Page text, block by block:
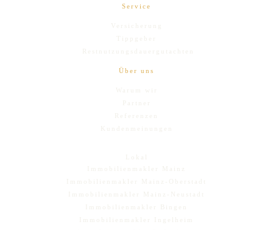
Service
Versicherung
Restnutzungsdauergutachten
Über uns
Warum wir
Referenzen
Immobilienmakler Mainz
Immobilienmakler Mainz-Oberstadt
Immobilienmakler Mainz-Neustadt